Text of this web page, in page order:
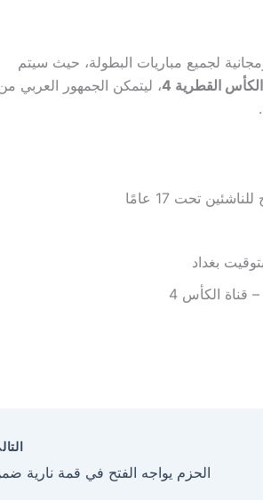
لجميع مباريات البطولة، حيث سيتم
القطرية 4
، ليتمكن الجمهور العربي
تحت 17 عامًا